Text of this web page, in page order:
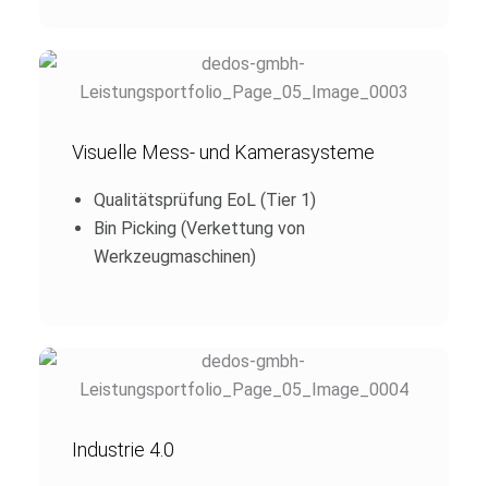
Visuelle Mess- und Kamerasysteme
Qualitätsprüfung EoL (Tier 1)
Bin Picking (Verkettung von
Werkzeugmaschinen)
Industrie 4.0